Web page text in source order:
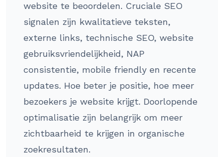
website te beoordelen. Cruciale SEO
signalen zijn kwalitatieve teksten,
externe links, technische SEO, website
gebruiksvriendelijkheid, NAP
consistentie, mobile friendly en recente
updates. Hoe beter je positie, hoe meer
bezoekers je website krijgt. Doorlopende
optimalisatie zijn belangrijk om meer
zichtbaarheid te krijgen in organische
zoekresultaten.